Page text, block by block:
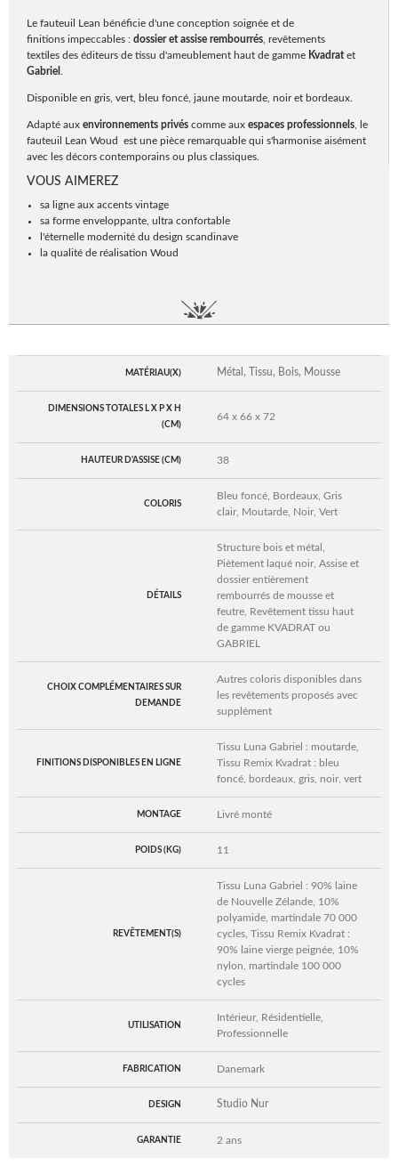
Le fauteuil Lean bénéficie d'une conception soignée et de
finitions impeccables : dossier et assise rembourrés , revêtements
textiles des éditeurs de tissu d'ameublement haut de gamme Kvadratet
Gabriel
Disponible en gris, vert, bleu foncé, jaune moutarde, noir et bordeaux.
Adapté aux environnements privés comme aux espaces professionnels , le
fauteuil Lean Woud est une pièce remarquable qui s'harmonise aisément
avec les décors contemporains ou plus classiques.
VOUS AIMEREZ
sa ligne aux accents vintage
sa forme enveloppante, ultra confortable
l'éternelle modernité du design scandinave
la qualité de réalisation Woud
MATÉRIAU(X) Métal, Tissu, Bois, Mousse
DIMENSIONS TOTALES L X P X H
(CM)
64 x 66 x 72
HAUTEUR D'ASSISE (CM) 38
COLORIS
Bleu foncé, Bordeaux, Gris
clair, Moutarde, Noir, Vert
DÉTAILS
Structure bois et métal,
Piètement laqué noir, Assise et
dossier entièrement
rembourrés de mousse et
feutre, Revêtement tissu haut
de gamme KVADRAT ou
GABRIEL
CHOIX COMPLÉMENTAIRES SUR
DEMANDE
Autres coloris disponibles dans
les revêtements proposés avec
supplément
FINITIONS DISPONIBLES EN LIGNE
Tissu Luna Gabriel : moutarde,
Tissu Remix Kvadrat : bleu
foncé, bordeaux, gris, noir, vert
MONTAGE Livré monté
POIDS (KG) 11
REVÊTEMENT(S)
Tissu Luna Gabriel : 90% laine
de Nouvelle Zélande, 10%
polyamide, martindale 70 000
cycles, Tissu Remix Kvadrat :
90% laine vierge peignée, 10%
nylon, martindale 100 000
cycles
UTILISATION
Intérieur, Résidentielle,
Professionnelle
FABRICATION Danemark
DESIGN Studio Nur
GARANTIE 2 ans